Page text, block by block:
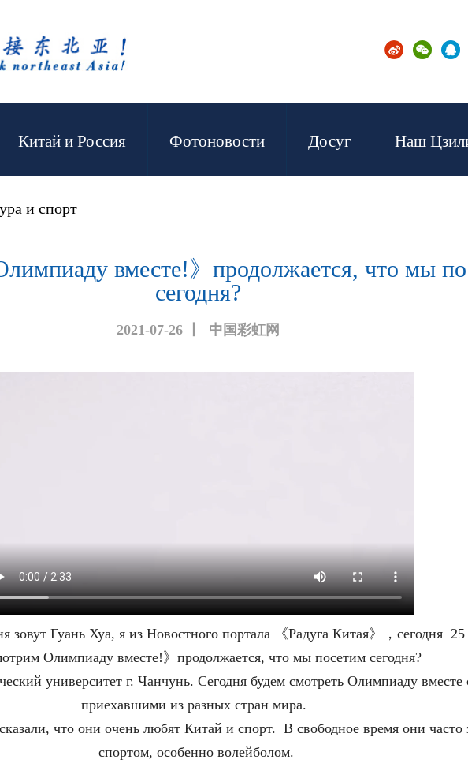
Китай и Россия Фотоновости Досуг Наш
и спорт
вместе!》продолжается, что мы
сегодня?
2021-07-26 中国彩虹网
зовут Гуань Хуа, я из Новостного портала 《Радуга Китая》，сегодня
Олимпиаду вместе!》продолжается, что мы посетим сегодня?
университет г. Чанчунь. Сегодня будем смотреть Олимпиаду вместе
приехавшими из разных стран мира.
что они очень любят Китай и спорт. В свободное время они часто
спортом, особенно волейболом.